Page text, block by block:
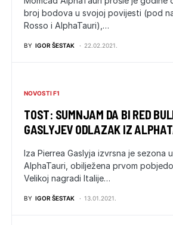
broj bodova u svojoj povijesti (pod
Rosso i AlphaTauri),…
BY IGOR ŠESTAK 22.02.2021.
NOVOSTI F1
TOST: SUMNJAM DA BI RED
GASLYJEV ODLAZAK IZ
Iza Pierrea Gaslyja izvrsna je sezona
AlphaTauri, obilježena prvom
Velikoj nagradi Italije…
BY IGOR ŠESTAK 13.01.2021.